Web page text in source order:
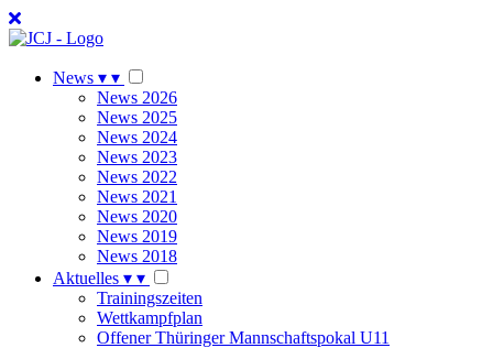
News ▾ ▾
News 2026
News 2025
News 2024
News 2023
News 2022
News 2021
News 2020
News 2019
News 2018
Aktuelles ▾ ▾
Trainingszeiten
Wettkampfplan
Offener Thüringer Mannschaftspokal U11